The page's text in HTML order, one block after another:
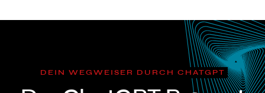
DEIN WEGWEISER DURCH CHATGPT